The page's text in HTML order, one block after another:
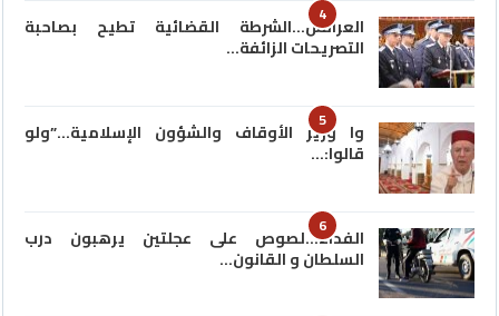
4
العرائش…الشرطة القضائية تطيح بصاحبة
التصريحات الزائفة…
5
وا وزير الأوقاف والشؤون الإسلامية…”ولو
قالوا:…
6
الفداء…لصوص على عجلتين يرهبون درب
السلطان و القانون…